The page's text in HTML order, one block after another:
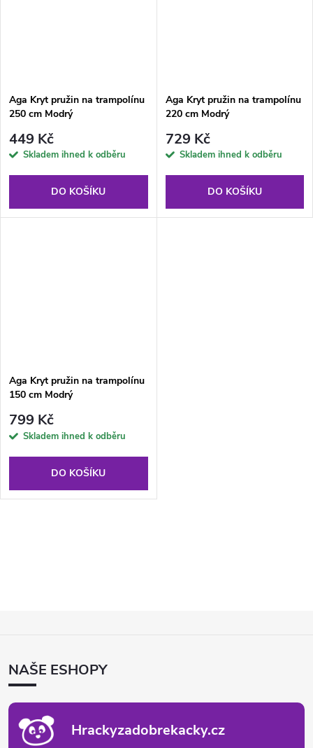
Aga Kryt pružin na trampolínu
250 cm Modrý
449 Kč
Skladem ihned k odběru
DO KOŠÍKU
Aga Kryt pružin na trampolínu
220 cm Modrý
729 Kč
Skladem ihned k odběru
DO KOŠÍKU
Aga Kryt pružin na trampolínu
150 cm Modrý
799 Kč
Skladem ihned k odběru
DO KOŠÍKU
a
c
ANAŠE ESHOPY
Hrackyzadobrekacky.cz